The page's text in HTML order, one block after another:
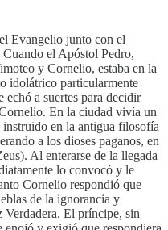
Evangelio junto con el
el Apóstol Pedro,
y Cornelio, estaba en la
idolátrico particularmente
echó a suertes para decidir
En la ciudad vivía un
en la antigua filosofía
a los dioses paganos, en
Al enterarse de la llegada
lo convocó y le
Cornelio respondió que
de la ignorancia y
El príncipe, sin